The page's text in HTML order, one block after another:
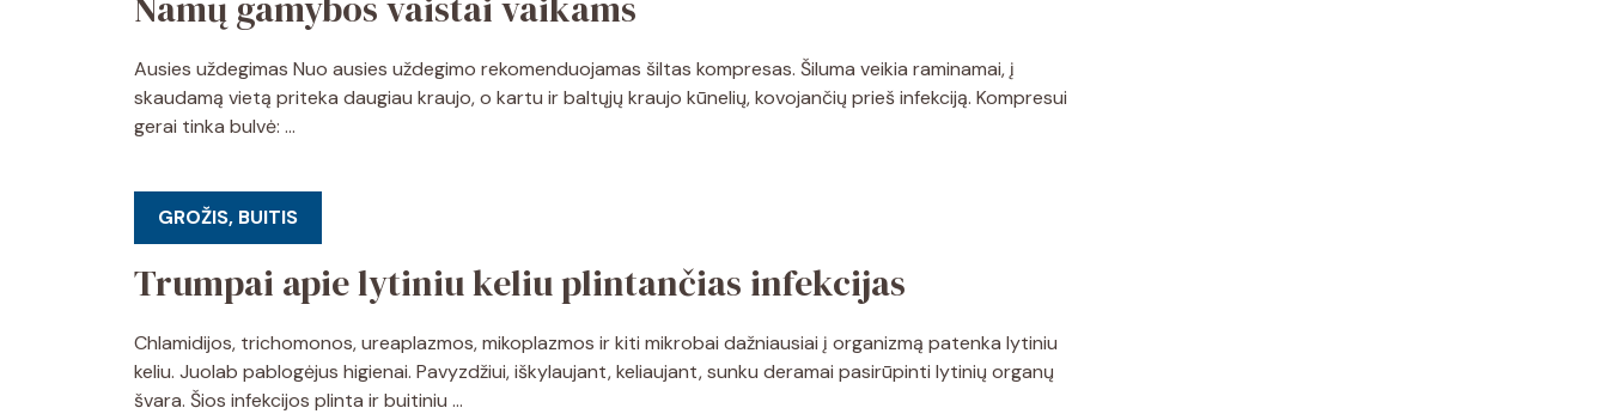
Ausies uždegimas Nuo ausies uždegimo rekomenduojamas šiltas kompresas. Šiluma veikia raminamai, į
skaudamą vietą priteka daugiau kraujo, o kartu ir baltųjų kraujo kūnelių, kovojančių prieš infekciją. Kompresui
gerai tinka bulvė: …
GROŽIS, BUITIS
Trumpai apie lytiniu keliu plintančias infekcijas
Chlamidijos, trichomonos, ureaplazmos, mikoplazmos ir kiti mikrobai dažniausiai į organizmą patenka lytiniu
keliu. Juolab pablogėjus higienai. Pavyzdžiui, iškylaujant, keliaujant, sunku deramai pasirūpinti lytinių organų
švara. Šios infekcijos plinta ir buitiniu …